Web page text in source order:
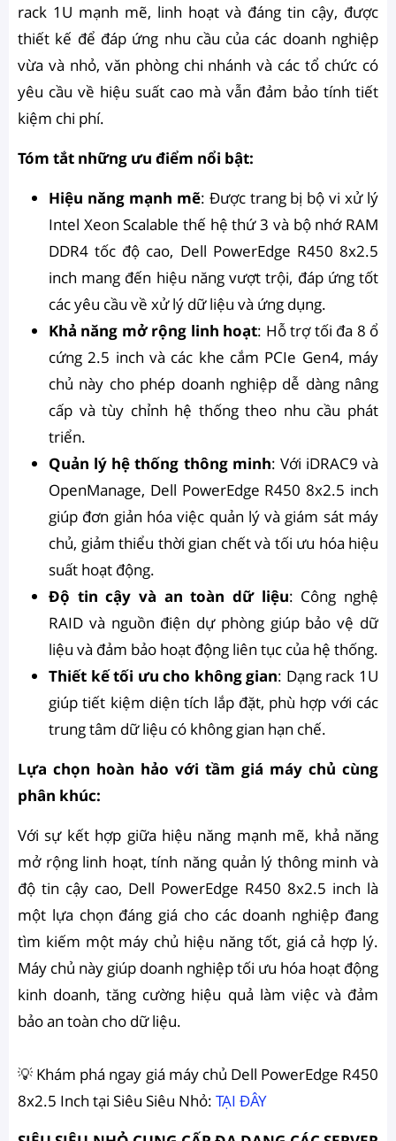
rack 1U mạnh mẽ, linh hoạt và đáng tin cậy, được
thiết kế để đáp ứng nhu cầu của các doanh nghiệp
vừa và nhỏ, văn phòng chi nhánh và các tổ chức có
yêu cầu về hiệu suất cao mà vẫn đảm bảo tính tiết
kiệm chi phí.
Tóm tắt những ưu điểm nổi bật:
Hiệu năng mạnh mẽ: Được trang bị bộ vi xử lý
Intel Xeon Scalable thế hệ thứ 3 và bộ nhớ RAM
DDR4 tốc độ cao, Dell PowerEdge R450 8x2.5
inch mang đến hiệu năng vượt trội, đáp ứng tốt
các yêu cầu về xử lý dữ liệu và ứng dụng.
Khả năng mở rộng linh hoạt: Hỗ trợ tối đa 8 ổ
cứng 2.5 inch và các khe cắm PCIe Gen4, máy
chủ này cho phép doanh nghiệp dễ dàng nâng
cấp và tùy chỉnh hệ thống theo nhu cầu phát
triển.
Quản lý hệ thống thông minh: Với iDRAC9 và
OpenManage, Dell PowerEdge R450 8x2.5 inch
giúp đơn giản hóa việc quản lý và giám sát máy
chủ, giảm thiểu thời gian chết và tối ưu hóa hiệu
suất hoạt động.
Độ tin cậy và an toàn dữ liệu: Công nghệ
RAID và nguồn điện dự phòng giúp bảo vệ dữ
liệu và đảm bảo hoạt động liên tục của hệ thống.
Thiết kế tối ưu cho không gian: Dạng rack 1U
giúp tiết kiệm diện tích lắp đặt, phù hợp với các
trung tâm dữ liệu có không gian hạn chế.
Lựa chọn hoàn hảo với tầm giá máy chủ cùng
phân khúc:
Với sự kết hợp giữa hiệu năng mạnh mẽ, khả năng
mở rộng linh hoạt, tính năng quản lý thông minh và
độ tin cậy cao, Dell PowerEdge R450 8x2.5 inch là
một lựa chọn đáng giá cho các doanh nghiệp đang
tìm kiếm một máy chủ hiệu năng tốt, giá cả hợp lý.
Máy chủ này giúp doanh nghiệp tối ưu hóa hoạt động
kinh doanh, tăng cường hiệu quả làm việc và đảm
bảo an toàn cho dữ liệu.
💡 Khám phá ngay giá máy chủ Dell PowerEdge R450
8x2.5 Inch tại Siêu Siêu Nhỏ: TẠI ĐÂY